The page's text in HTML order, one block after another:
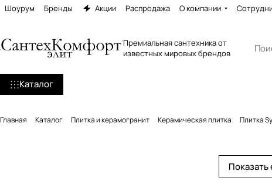
Шоурум Бренды Акции Распродажа О компании
Премиальная сантехника от
известных мировых брендов
Каталог
Главная Каталог Плитка и керамогранит Керамическая плитка Плитка